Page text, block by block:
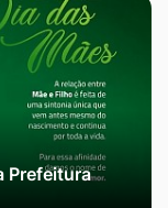
Prefeitura